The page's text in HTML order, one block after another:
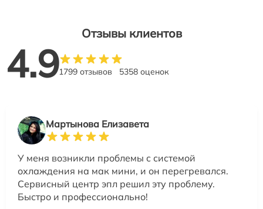
Отзывы клиентов
4.91799 отзывов 5358 оценок
Мартынова Елизавета
У меня возникли проблемы с системой
охлаждения на мак мини, и он перегревался.
Сервисный центр эпл решил эту проблему.
Быстро и профессионально!